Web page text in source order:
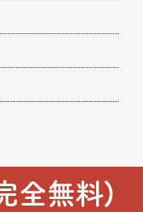
全無料)